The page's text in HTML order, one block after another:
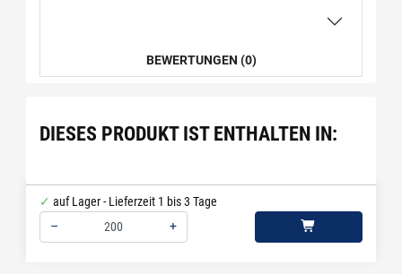
BEWERTUNGEN (0)
DIESES PRODUKT IST ENTHALTEN IN:
auf Lager - Lieferzeit 1 bis 3 Tage
–
+